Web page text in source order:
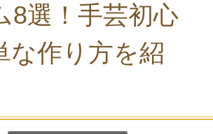
8選！手芸初心
な作り方を紹